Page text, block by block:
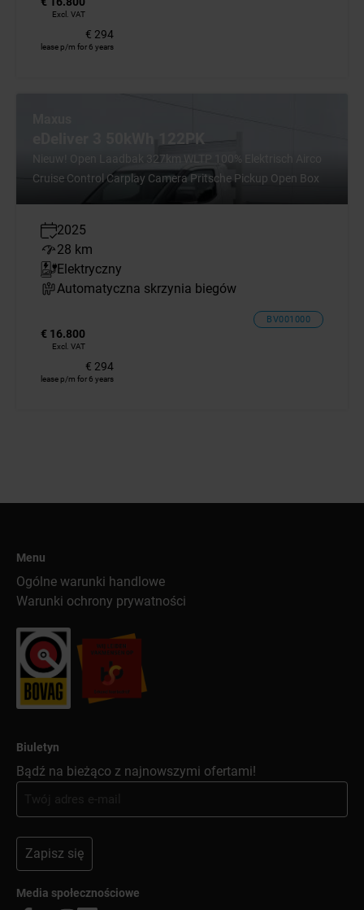
Excl. VAT
€ 294
lease p/m for 6 years
eDeliver 3 50kWh 122PK
Nieuw! Open Laadbak 327km WLTP 100% Elektrisch Airco
Cruise Control Carplay Camera Pritsche Pickup Open Box
2025
28 km
Elektryczny
Automatyczna skrzynia biegów
BV001000
€ 16.800
Excl. VAT
€ 294
lease p/m for 6 years
Menu
Ogólne warunki handlowe
Warunki ochrony prywatności
Biuletyn
Bądź na bieżąco z najnowszymi ofertami!
Zapisz się
Media społecznościowe